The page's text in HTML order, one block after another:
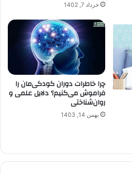
خرداد 7, 1402
چرا خاطرات دوران کودکی‌مان را
فراموش می‌کنیم؟ دلایل علمی و
روان‌شناختی
بهمن 14, 1403